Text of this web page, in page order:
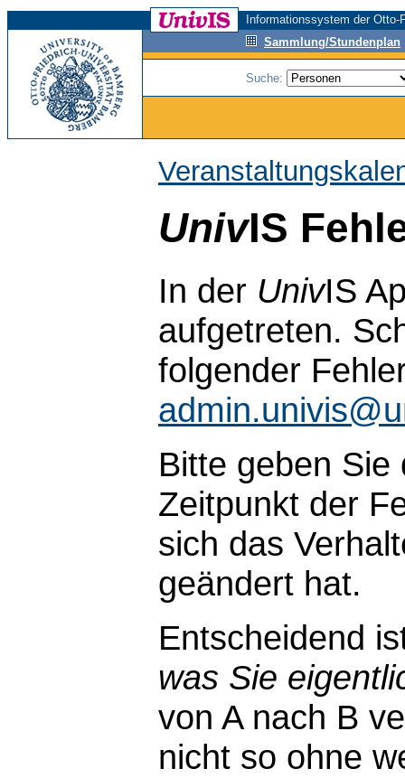
Informationssystem der
Sammlung/Stundenplan
Suche:
UnivIS
In der UnivIS
aufgetreten.
folgender
Bitte geben
Zeitpunkt der
sich das
geändert hat.
Entscheidend
was Sie
von A nach B
nicht so ohne